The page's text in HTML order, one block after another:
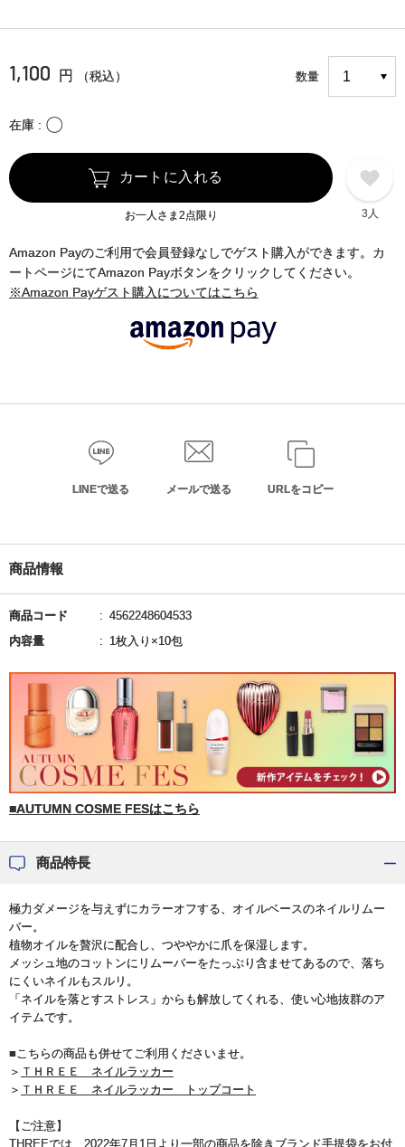
1,100 円 （税込） 数量
在庫 〇
カートに入れる
お一人さま2点限り 3人
Amazon Payのご利用で会員登録なしでゲスト購入ができます。カ
ートページにてAmazon Payボタンをクリックしてください。
※Amazon Payゲスト購入についてはこちら
LINEで送る メールで送る URLをコピー
商品情報
商品コード
4562248604533
内容量
1枚入り×10包
■AUTUMN COSME FESはこちら
商品特長
極力ダメージを与えずにカラーオフする、オイルベースのネイルリムー
バー。
植物オイルを贅沢に配合し、つややかに爪を保湿します。
メッシュ地のコットンにリムーバーをたっぷり含ませてあるので、落ち
にくいネイルもスルリ。
「ネイルを落とすストレス」からも解放してくれる、使い心地抜群のア
イテムです。
■こちらの商品も併せてご利用くださいませ。
＞ ＴＨＲＥＥ ネイルラッカー
＞ ＴＨＲＥＥ ネイルラッカー トップコート
【ご注意】
THREEでは、2022年7月1日より一部の商品を除きブランド手提袋をお付